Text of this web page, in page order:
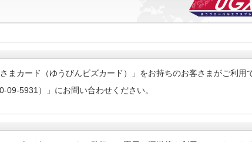
まカード（ゆうびんビズカード）」をお持ちのお客さまがご利用
5931）」にお問い合わせください。